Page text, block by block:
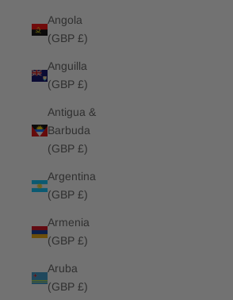
Angola
(GBP £)
Anguilla
(GBP £)
Antigua &
Barbuda
(GBP £)
Argentina
(GBP £)
Armenia
(GBP £)
Aruba
(GBP £)